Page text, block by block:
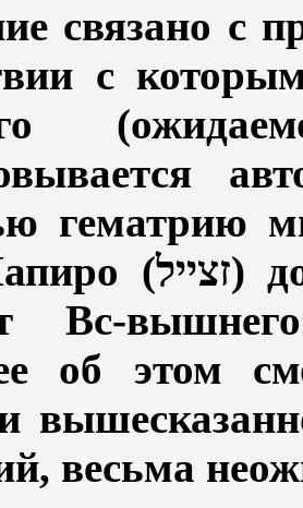
связано с
с
гематрию
(זצייל)
Вс-
об этом
весьма